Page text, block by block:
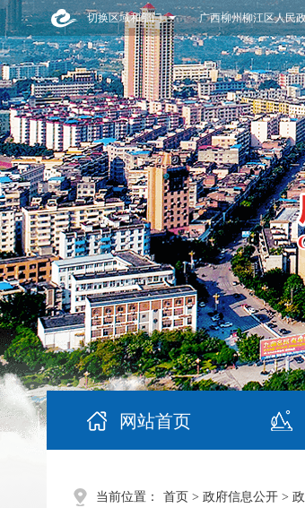
切换区域和部门 广西柳州柳江区人民
网站首页
当前位置： 首页 > 政府信息公开 >